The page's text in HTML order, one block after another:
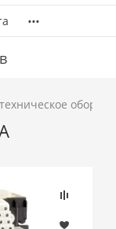
...